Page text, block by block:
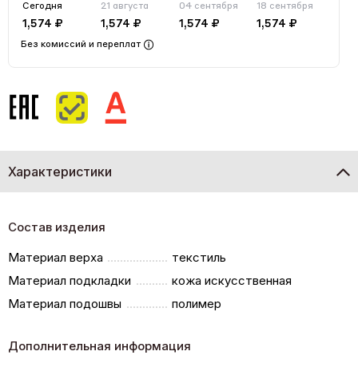
Сегодня
1,574 ₽
21 августа
1,574 ₽
04 сентября
1,574 ₽
18 сентября
1,574 ₽
Без комиссий и переплат
Характеристики
Состав изделия
Материал верха
текстиль
Материал подкладки
кожа искусственная
Материал подошвы
полимер
Дополнительная информация